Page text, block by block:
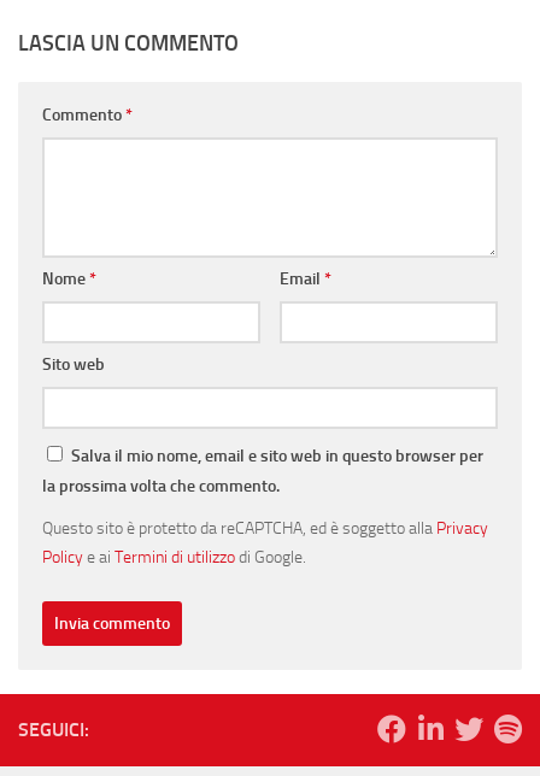
LASCIA UN COMMENTO
Commento*
Nome* Email *
Sito web
Salva il mio nome, email e sito web in questo browser per
la prossima volta che commento.
Questo sito è protetto da reCAPTCHA, ed è soggetto alla Privacy
Policye ai Termini di utilizzodi Google.
SEGUICI: